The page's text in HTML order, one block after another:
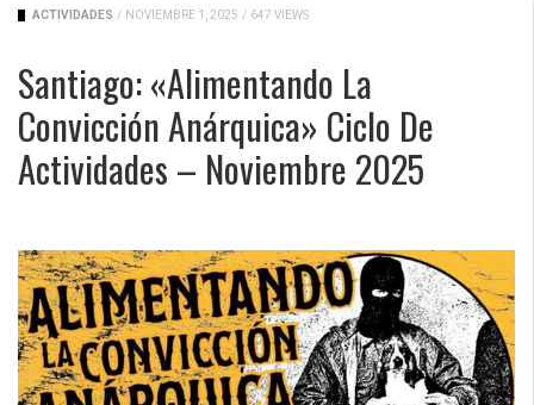
ACTIVIDADES / NOVIEMBRE 1, 2025 / 647 VIEWS
Santiago: «Alimentando La
Convicción Anárquica» Ciclo De
Actividades – Noviembre 2025